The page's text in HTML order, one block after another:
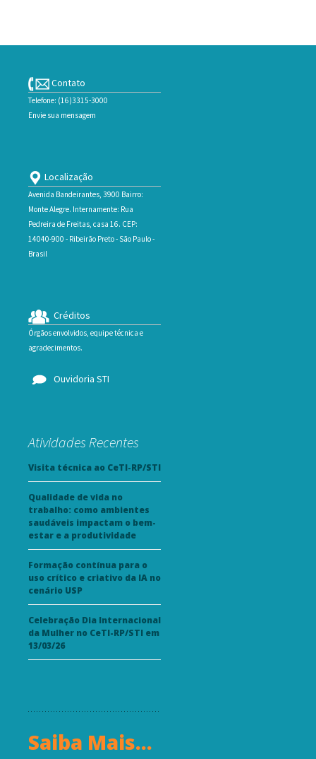
Contato
Telefone: (16)3315-3000
Envie sua mensagem
Localização
Avenida Bandeirantes, 3900 Bairro:
Monte Alegre. Internamente: Rua
Pedreira de Freitas, casa 16. CEP:
14040-900 - Ribeirão Preto - São Paulo -
Brasil
Créditos
Órgãos envolvidos, equipe técnica e
agradecimentos.
Ouvidoria STI
Atividades Recentes
Visita técnica ao CeTI-RP/STI
Qualidade de vida no
trabalho: como ambientes
saudáveis impactam o bem-
estar e a produtividade
Formação contínua para o
uso crítico e criativo da IA no
cenário USP
Celebração Dia Internacional
da Mulher no CeTI-RP/STI em
13/03/26
Saiba Mais...